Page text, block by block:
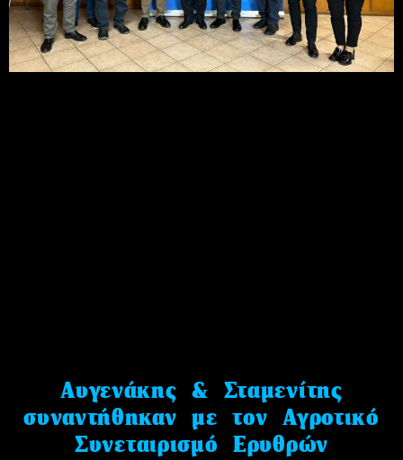
Αυγενάκης & Σταμενίτης
συναντήθηκαν με τον Αγροτικό
Συνεταιρισμό Ερυθρών